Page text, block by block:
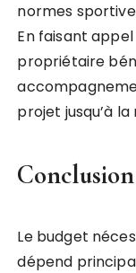
normes
En faisant
propriétaire
projet jusqu’à
Conclusion
Le budget
dépend